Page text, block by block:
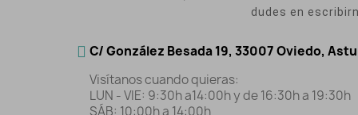
dudes en
C/ González Besada 19, 33007 Oviedo,
Visítanos cuando quieras:
LUN - VIE: 9:30h a14:00h y de 16:30h a 19:30h